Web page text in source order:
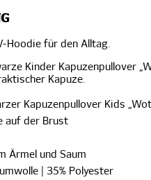
Hoodie für den Alltag.
Kinder Kapuzenpullover
Kapuze.
Kapuzenpullover Kids
auf der Brust
Ärmel und Saum
| 35% Polyester